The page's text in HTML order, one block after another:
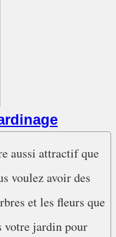
aussi attractif que
voulez avoir des
et les fleurs que
votre jardin pour